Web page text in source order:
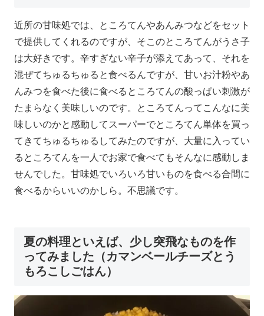
近所の甘味処では、ところてんやあんみつなどをセット
で提供してくれるのですが、そこのところてんがうさ子
は大好きです。辛すぎない辛子が添えてあって、それを
混ぜてちゅるちゅると食べるんですが、甘いお汁粉やあ
んみつを食べた後に食べるところてんの酸っぱい刺激が
たまらなく美味しいのです。ところてんってこんなに美
味しいのかと感動してスーパーでところてん単体を買っ
てきてちゅるちゅるしてみたのですが、大量に入ってい
るところてんを一人でお家で食べてもそんなに感動しま
せんでした。甘味処でいろいろ甘いものを食べる合間に
食べるからいいのかしら。不思議です。
夏の料理といえば、少し突飛なものを作
ってみました（カマンベールチーズとう
もろこしごはん）